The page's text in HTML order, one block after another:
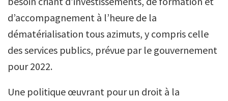
d’accompagnement à l’heure de la
dématérialisation tous azimuts, y compris celle
des services publics, prévue par le gouvernement
pour 2022.
Une politique œuvrant pour un droit à la